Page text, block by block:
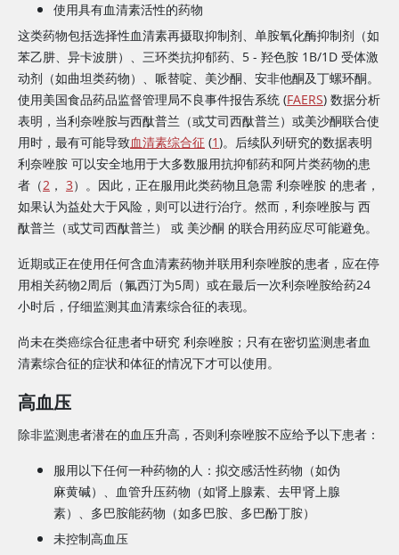
使用具有血清素活性的药物
这类药物包括选择性血清素再摄取抑制剂、单胺氧化酶抑制剂（如
苯乙肼、异卡波肼）、三环类抗抑郁药、5 - 羟色胺 1B/1D 受体激
动剂（如曲坦类药物）、哌替啶、美沙酮、安非他酮及丁螺环酮。
使用美国食品药品监督管理局不良事件报告系统 (FAERS) 数据分析
表明，当利奈唑胺与西酞普兰（或艾司西酞普兰）或美沙酮联合使
用时，最有可能导致血清素综合征 (1)。后续队列研究的数据表明
利奈唑胺 可以安全地用于大多数服用抗抑郁药和阿片类药物的患
者（2 ， 3）。因此，正在服用此类药物且急需 利奈唑胺 的患者，
如果认为益处大于风险，则可以进行治疗。然而，利奈唑胺与 西
酞普兰（或艾司西酞普兰）
或 美沙酮 的联合用药应尽可能避免。
近期或正在使用任何含血清素药物并联用利奈唑胺的患者，应在停
用相关药物2周后（氟西汀为5周）或在最后一次利奈唑胺给药24
小时后，仔细监测其血清素综合征的表现。
尚未在类癌综合征患者中研究 利奈唑胺 ；只有在密切监测患者血
清素综合征的症状和体征的情况下才可以使用。
高血压
除非监测患者潜在的血压升高，否则利奈唑胺不应给予以下患者：
服用以下任何一种药物的人：拟交感活性药物（如伪
麻黄碱）、血管升压药物（如肾上腺素、去甲肾上腺
素）、多巴胺能药物（如多巴胺、多巴酚丁胺）
未控制高血压